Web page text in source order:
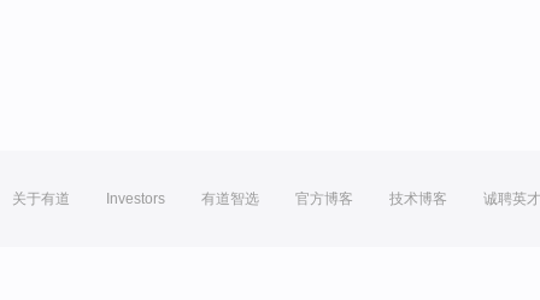
关于有道 Investors 有道智选 官方博客 技术博客 诚聘英才